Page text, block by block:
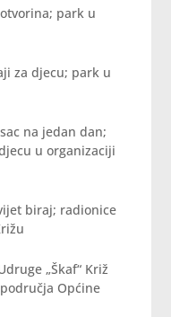
park u
za djecu; park u
na jedan dan;
u organizaciji
biraj; radionice
„Škaf“ Križ
Općine